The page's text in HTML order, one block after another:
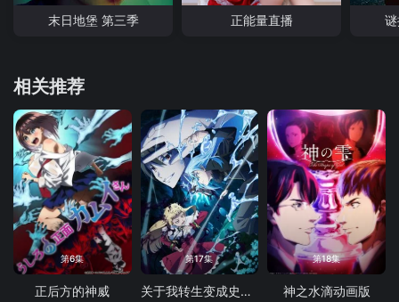
末日地堡 第三季 正能量直播
相关推荐
第6集
正后方的神威
第17集
关于我转生变成史莱姆这档事第四季
第18集
神之水滴动画版